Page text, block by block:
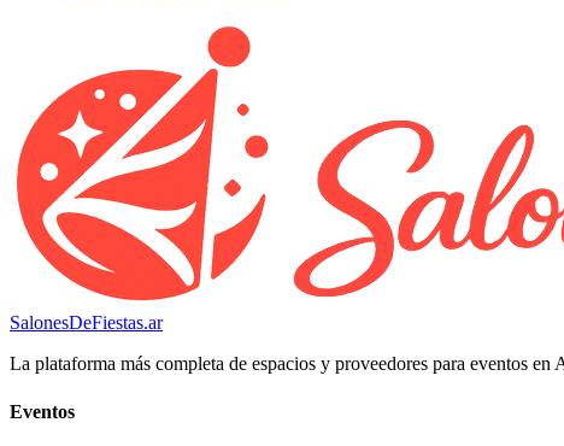
SalonesDeFiestas.ar
La plataforma más completa de espacios y proveedores para eventos en
Eventos